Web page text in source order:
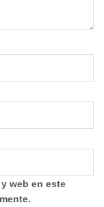
web en este